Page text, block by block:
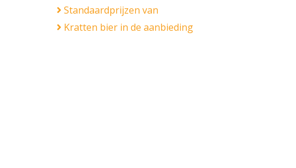
Standaardprijzen van
Kratten bier in de aanbieding